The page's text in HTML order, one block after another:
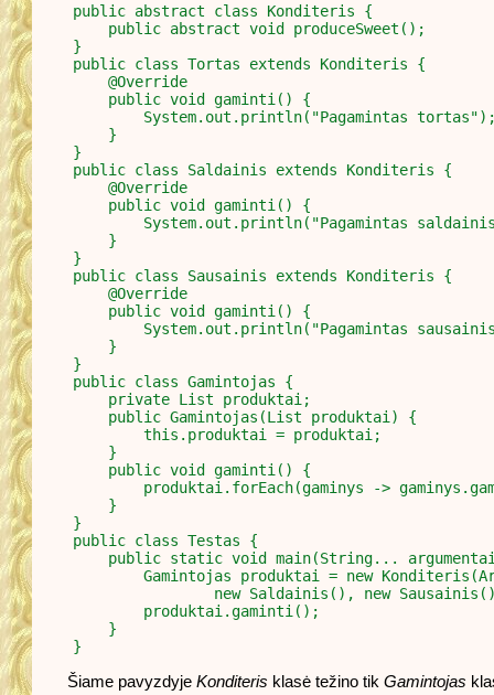
public abstract class Konditeris {
    public abstract void produceSweet();
}
public class Tortas extends Konditeris {
    @Override
    public void gaminti() {
System.out.println("Pagamintas
    }
}
public class Saldainis extends Konditeris {
    @Override
    public void gaminti() {
System.out.println("Pagamintas
    }
}
public class Sausainis extends Konditeris {
    @Override
    public void gaminti() {
System.out.println("Pagamintas
    }
}
public class Gamintojas {
    private List
produktai;
    public Gamintojas(List
produktai) {
        this.produktai = produktai;
    }
    public void gaminti() {
produktai.forEach(gaminys ->
    }
}
public class Testas {
public static void main(String...
Gamintojas produktai = new
new Saldainis(), new
        produktai.gaminti();
    }
Šiame pavyzdyje Konditeris klasė težino tik Gamintojas